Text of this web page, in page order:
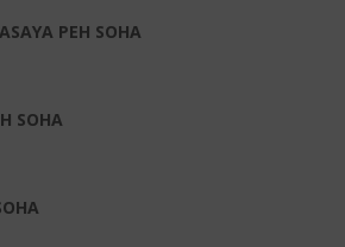
PEH SOHA
SOHA